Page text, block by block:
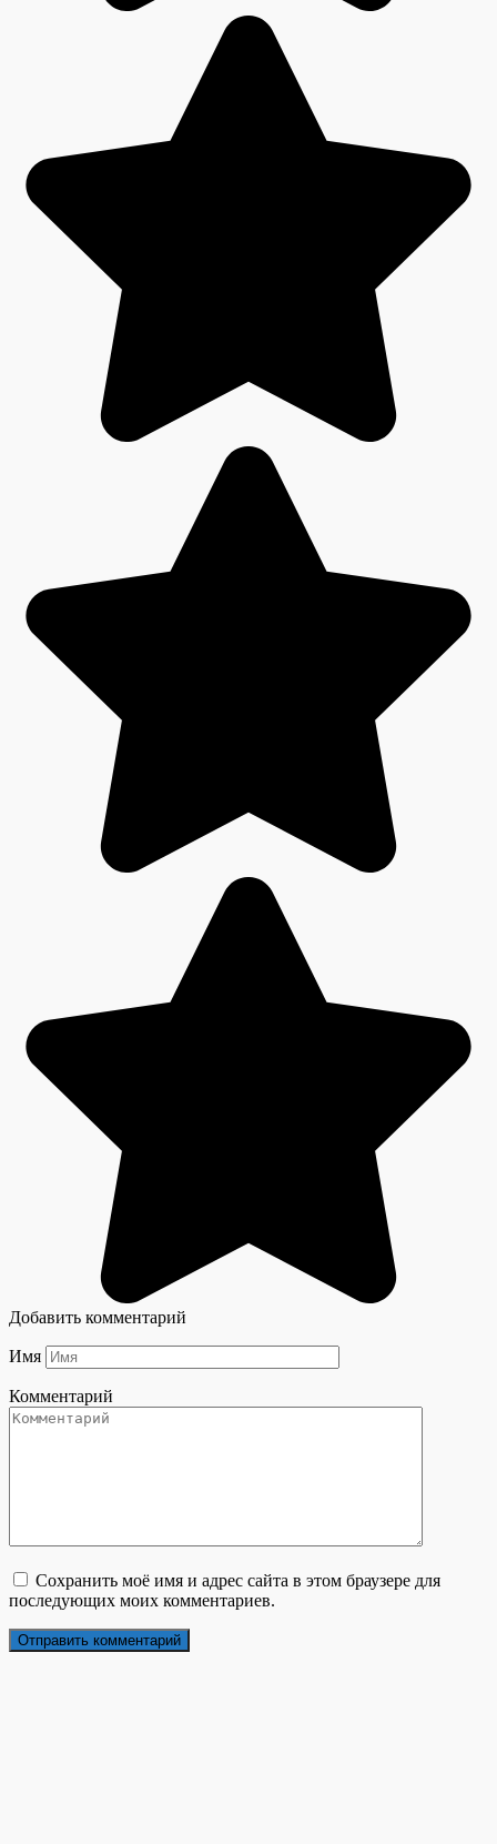
Добавить комментарий
Имя
Комментарий
Сохранить моё имя и адрес сайта в этом браузере для
последующих моих комментариев.